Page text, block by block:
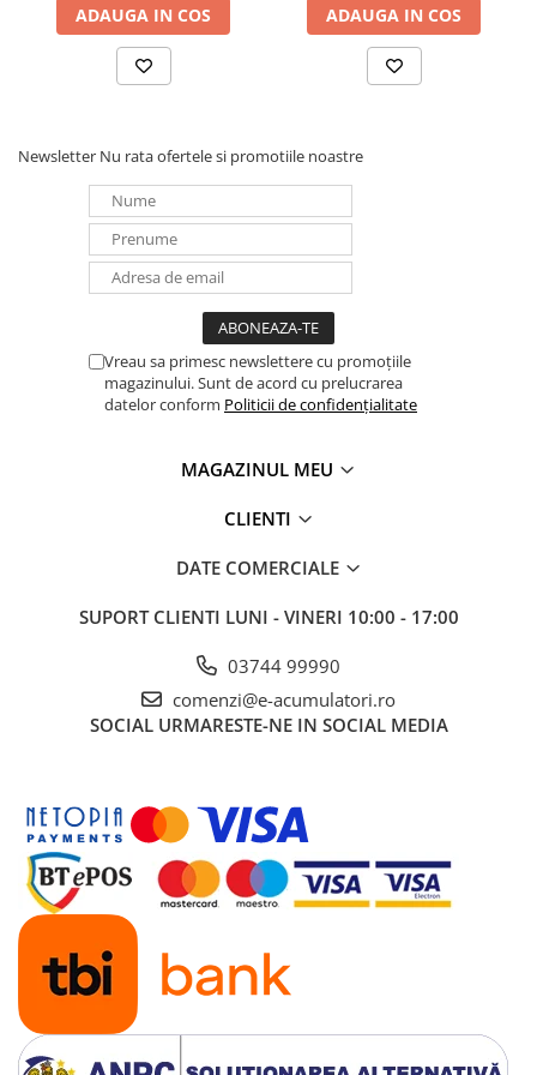
Panouri portabile
Racire/Incalzire
Electrice
Intrerupatoare si prize
Dulapuri pentru cablare
structurata
Sigurante
Lumina (Becuri si Lanterne)
Laptop & PC accesorii, baterii,
cabluri USB, prelungitoare USB
Sisteme de prindere
Statii de incarcare EV
Pompe de caldura
ADAUGA IN COS ADAUGA IN COS
Newsletter Nu rata ofertele si promotiile noastre
Vreau sa primesc newslettere cu promoțiile
magazinului. Sunt de acord cu prelucrarea
datelor conform Politicii de confidențialitate
MAGAZINUL MEU
CLIENTI
DATE COMERCIALE
SUPORT CLIENTI LUNI - VINERI 10:00 - 17:00
03744 99990
comenzi@e-acumulatori.ro
SOCIAL URMARESTE-NE IN SOCIAL MEDIA